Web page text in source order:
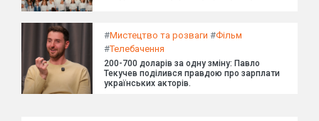
#Мистецтво та розваги #Фільм
#Телебачення
200-700 доларів за одну зміну: Павло
Текучев поділився правдою про зарплати
українських акторів.